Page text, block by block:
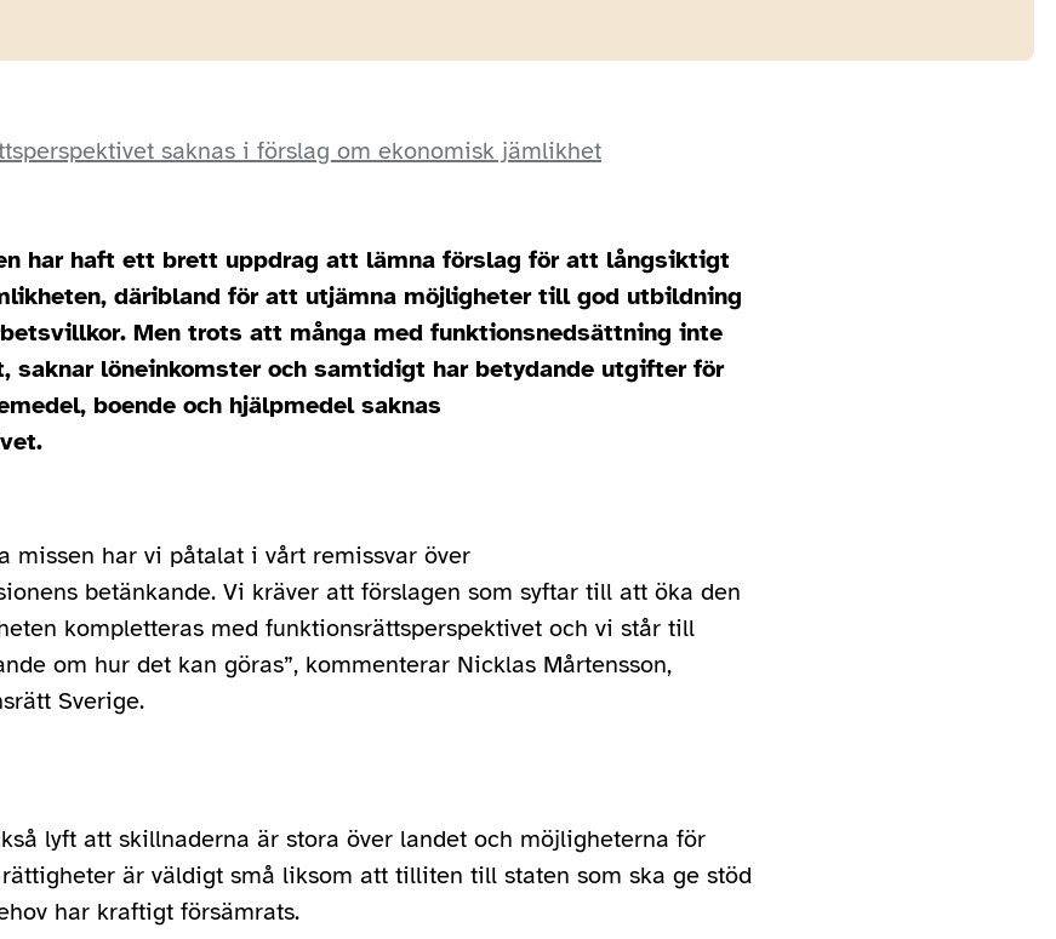
saknas i förslag om ekonomisk jämlikhet
har haft ett brett uppdrag att lämna förslag för att långsiktigt
däribland för att utjämna möjligheter till god utbildning
Men trots att många med funktionsnedsättning inte
saknar löneinkomster och samtidigt har betydande utgifter för
boende och hjälpmedel saknas
missen har vi påtalat i vårt remissvar över
betänkande. Vi kräver att förslagen som syftar till att öka den
kompletteras med funktionsrättsperspektivet och vi står till
om hur det kan göras”, kommenterar Nicklas Mårtensson,
Sverige.
lyft att skillnaderna är stora över landet och möjligheterna för
är väldigt små liksom att tilliten till staten som ska ge stöd
har kraftigt försämrats.